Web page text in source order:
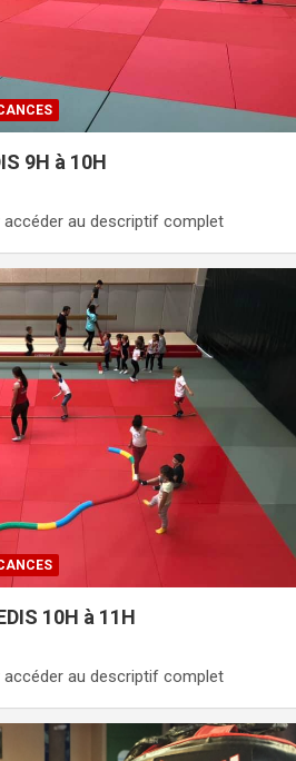
9H à 10H
accéder au descriptif complet
10H à 11H
accéder au descriptif complet